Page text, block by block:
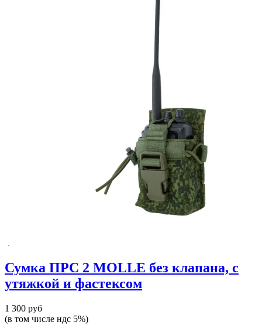
Сумка ПРС 2 MOLLE без клапана, с
утяжкой и фастексом
1 300 руб
(в том числе ндс 5%)